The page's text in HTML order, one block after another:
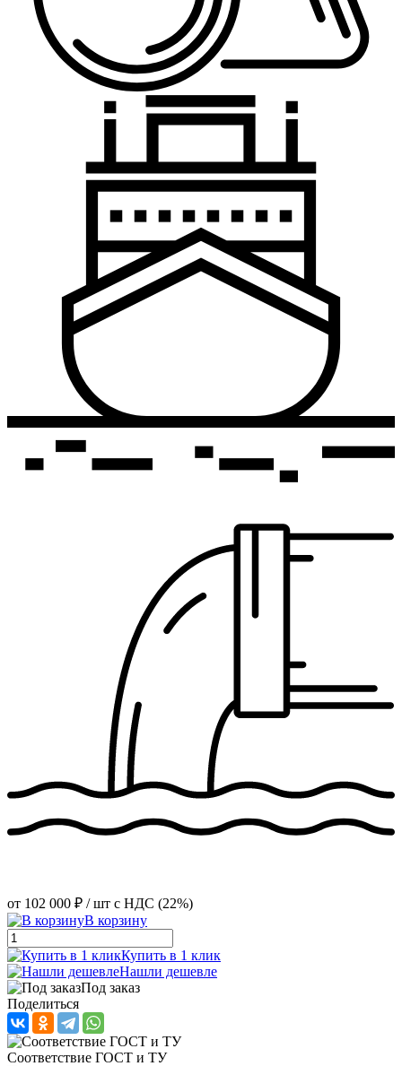
от 102 000 ₽ / шт с НДС (22%)
В корзину
Купить в 1 клик
Нашли дешевле
Под заказ
Поделиться
Соответствие ГОСТ и ТУ